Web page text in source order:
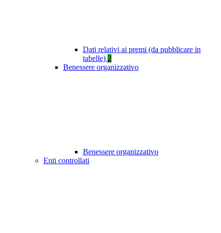
Dati relativi ai premi (da pubblicare in
tabelle) 2
Benessere organizzativo
Benessere organizzativo
Enti controllati